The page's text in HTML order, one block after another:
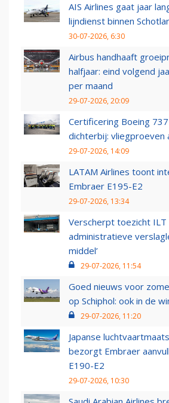
AIS Airlines gaat jaar
lijndienst binnen
30-07-2026, 6:30
Airbus handhaaft
halfjaar: eind volgend
per maand
29-07-2026, 20:09
Certificering Boeing
dichterbij: vliegproeven
29-07-2026, 14:09
LATAM Airlines toont
Embraer E195-E2
29-07-2026, 13:34
Verscherpt toezicht ILT
administratieve
middel’
29-07-2026, 11:54
Goed nieuws voor
op Schiphol: ook in de
29-07-2026, 11:20
Japanse
bezorgt Embraer
E190-E2
29-07-2026, 10:30